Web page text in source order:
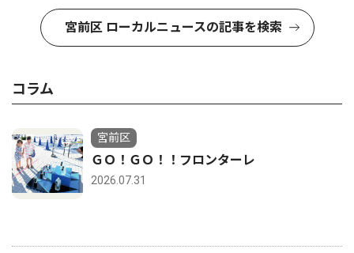
宮前区 ローカルニュースの記事を検索
コラム
宮前区
ＧＯ！ＧＯ！！フロンターレ
2026.07.31